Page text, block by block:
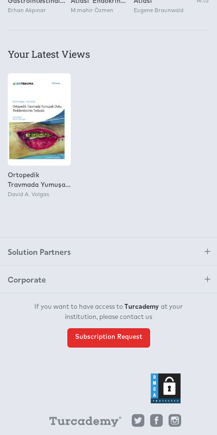
Gastrointestinal
Görüntüleme
Erhan Akpınar
Atlası ’Endokrin
Cerrahi’
M.mahir Özmen
Atlası
Eugene Braunwald
Your Latest Views
Ortopedik
Travmada Yumuşak
Doku
David A. Volgas
Solution Partners
Corporate
If you want to have access to Turcademy at your
institution, please contact us
Subscription Request